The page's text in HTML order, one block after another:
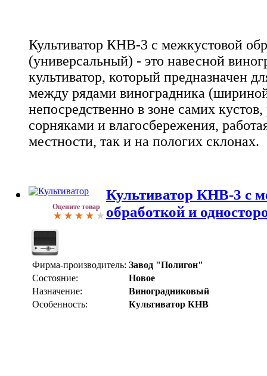
Культиватор КНВ-3 с межкустовой
(универсальный) - это навесной
культиватор, который предназначен
между рядами виноградника
непосредственно в зоне самих
сорняками и влагосбережения,
местности, так и на пологих склонах.
Оцените товар
Культиватор КНВ-3 c
обработкой и
Фирма-производитель: Завод "Полигон"
Состояние:
Новое
Назначение:
Виноградниковый
Особенность:
Культиватор КНВ